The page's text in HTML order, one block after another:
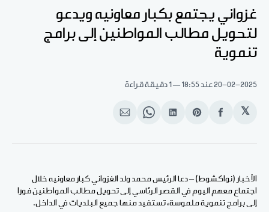
غزواني يجتمع بكبار معاونيه ويدعو
لتحويل مطالب المواطنين إلى برامج
تنموية
20-02-2025عند 18:55 1 دقيقة قراءة
𝕏
انشر
الفيسبوك
Share
Pinterest
انشر
لينكد
Share
WhatsApp
انشر
الإيميل
الأخبار (نواكشوط) – دعا الرئيس محمد ولد الغزواني كبار معاونيه خلال
اجتماع معهم اليوم في القصر الرئاسي إلى تحويل مطالب المواطنين فورا
إلى برامج تنموية ملموسة، تستفيد منها جميع البلديات في الداخل.